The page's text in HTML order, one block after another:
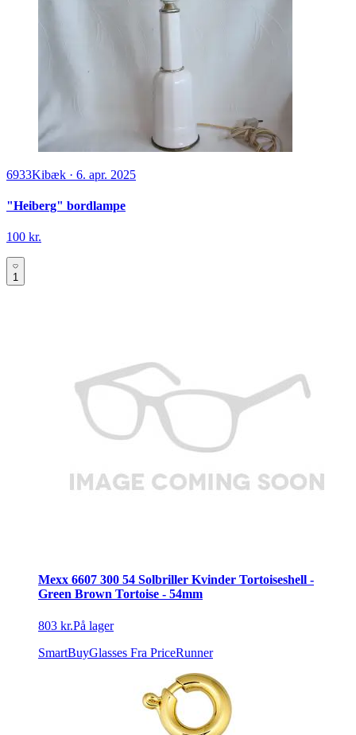
6933Kibæk · 6. apr. 2025
"Heiberg" bordlampe
100 kr.
1
Mexx 6607 300 54 Solbriller Kvinder Tortoiseshell -
Green Brown Tortoise - 54mm
803 kr.På lager
SmartBuyGlasses Fra PriceRunner